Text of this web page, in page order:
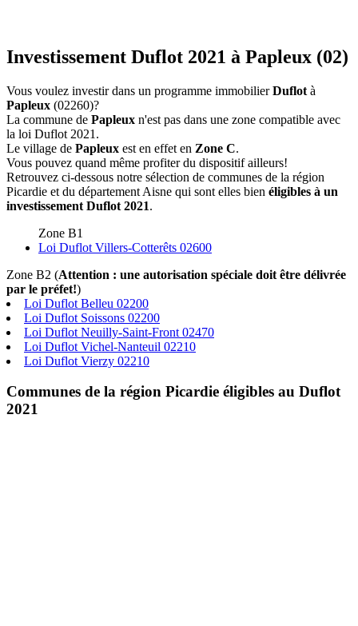
Investissement Duflot 2021 à Papleux (02)
Vous voulez investir dans un programme immobilierDuflot à
Papleux (02260)?
La commune de Papleux n'est pas dans une zone compatible avec
la loi Duflot 2021.
Le village de Papleux est en effet en Zone C.
Vous pouvez quand même profiter du dispositif ailleurs!
Retrouvez ci-dessous notre sélection de communes de la région
Picardie et du département Aisne qui sont elles bien éligibles à un
investissement Duflot 2021.
Zone B1
Loi Duflot Villers-Cotterêts 02600
Zone B2 (Attention : une autorisation spéciale doit être délivrée
par le préfet!)
Loi Duflot Belleu 02200
Loi Duflot Soissons 02200
Loi Duflot Neuilly-Saint-Front 02470
Loi Duflot Vichel-Nanteuil 02210
Loi Duflot Vierzy 02210
Communes de la région Picardie éligibles au Duflot
2021